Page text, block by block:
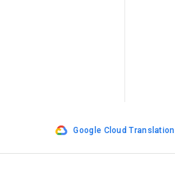
Google Cloud Translation